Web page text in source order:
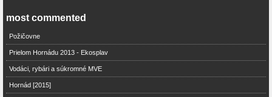
most commented
Požičovne
Prielom Hornádu 2013 - Ekosplav
Vodáci, rybári a súkromné MVE
Hornád [2015]